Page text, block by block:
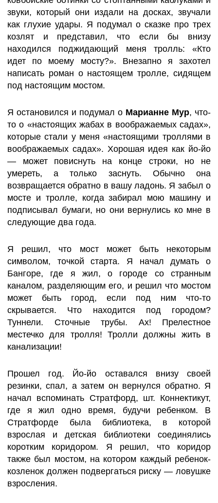
звуки, который они издали на досках, звучали
как глухие удары. Я подумал о сказке про трех
козлят и представил, что если бы внизу
находился поджидающий меня тролль: «Кто
идет по моему мосту?». Внезапно я захотел
написать роман о настоящем тролле, сидящем
под настоящим мостом.
Я остановился и подумал о Марианне Мур, что-
то о «настоящих жабах в воображаемых садах»,
которые стали у меня «настоящими троллями в
воображаемых садах». Хорошая идея как йо-йо
— может повиснуть на конце строки, но не
умереть, а только заснуть. Обычно она
возвращается обратно в вашу ладонь. Я забыл о
мосте и тролле, когда забирал мою машину и
подписывал бумаги, но они вернулись ко мне в
следующие два года.
Я решил, что мост может быть некоторым
символом, точкой старта. Я начал думать о
Бангоре, где я жил, о городе со странным
каналом, разделяющим его, и решил что мостом
может быть город, если под ним что-то
скрывается. Что находится под городом?
Туннели. Сточные трубы. Ах! Прелестное
местечко для тролля! Тролли должны жить в
канализации!
Прошел год. Йо-йо оставался внизу своей
резинки, спал, а затем он вернулся обратно. Я
начал вспоминать Стратфорд, шт. Коннектикут,
где я жил одно время, будучи ребенком. В
Стратфорде была библиотека, в которой
взрослая и детская библиотеки соединялись
коротким коридором. Я решил, что коридор
также был мостом, на котором каждый ребенок-
козленок должен подвергаться риску — ловушке
взросления.